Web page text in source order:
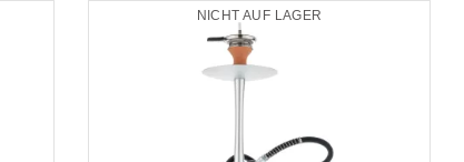
NICHT AUF LAGER